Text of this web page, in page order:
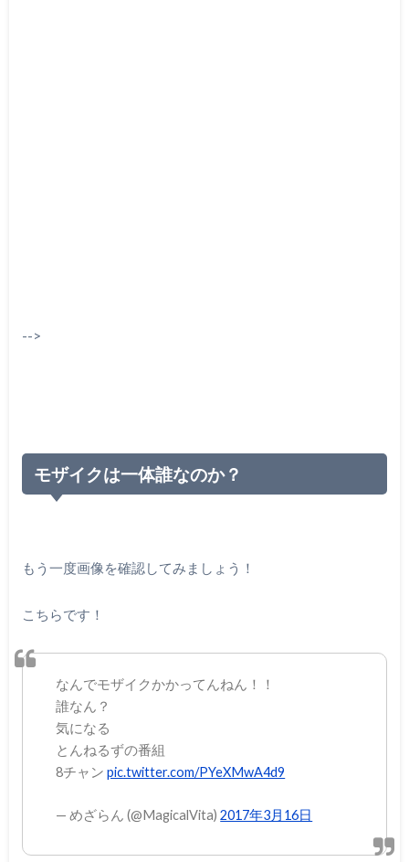
-->
モザイクは一体誰なのか？
もう一度画像を確認してみましょう！
こちらです！
なんでモザイクかかってんねん！！
誰なん？
気になる
とんねるずの番組
8チャンpic.twitter.com/PYeXMwA4d9
— めざらん (@MagicalVita)2017年3月16日